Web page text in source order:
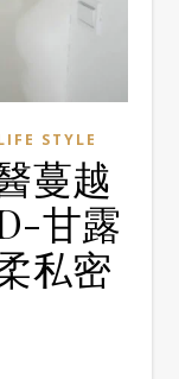
STYLE
蔓越
甘露
私密